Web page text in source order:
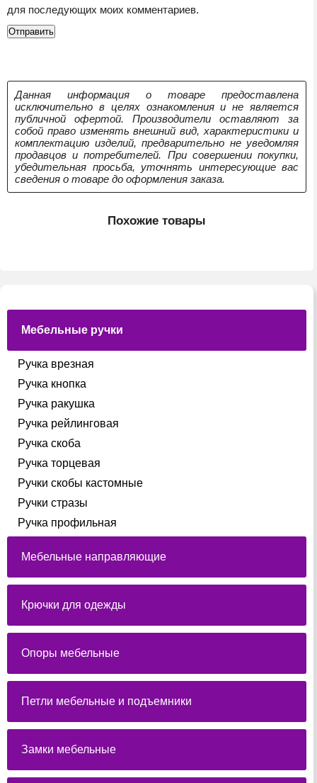
для последующих моих комментариев.
Данная информация о товаре предоставлена
исключительно в целях ознакомления и не является
публичной офертой. Производители оставляют за
собой право изменять внешний вид, характеристики и
комплектацию изделий, предварительно не уведомляя
продавцов и потребителей. При совершении покупки,
убедительная просьба, уточнять интересующие вас
сведения о товаре до оформления заказа.
Похожие товары
Мебельные ручки
Ручка врезная
Ручка кнопка
Ручка ракушка
Ручка рейлинговая
Ручка скоба
Ручка торцевая
Ручки скобы кастомные
Ручки стразы
Ручка профильная
Мебельные направляющие
Крючки для одежды
Опоры мебельные
Петли мебельные и подъемники
Замки мебельные